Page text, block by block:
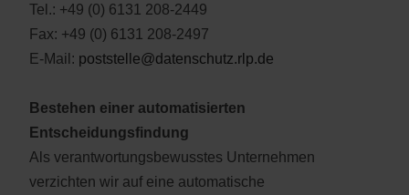
Tel.: +49 (0) 6131 208-2449
Fax: +49 (0) 6131 208-2497
E-Mail: poststelle@datenschutz.rlp.de
Bestehen einer automatisierten
Entscheidungsfindung
Als verantwortungsbewusstes Unternehmen
verzichten wir auf eine automatische